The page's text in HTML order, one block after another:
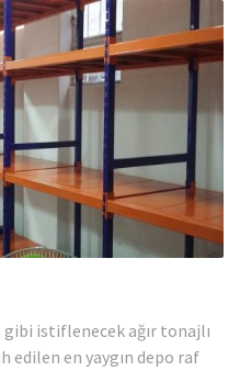
gibi istiflenecek ağır tonajlı
edilen en yaygın depo raf